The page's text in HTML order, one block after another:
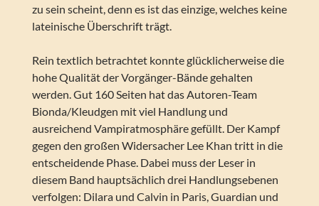
zu sein scheint, denn es ist das einzige, welches keine
lateinische Überschrift trägt.
Rein textlich betrachtet konnte glücklicherweise die
hohe Qualität der Vorgänger-Bände gehalten
werden. Gut 160 Seiten hat das Autoren-Team
Bionda/Kleudgen mit viel Handlung und
ausreichend Vampiratmosphäre gefüllt. Der Kampf
gegen den großen Widersacher Lee Khan tritt in die
entscheidende Phase. Dabei muss der Leser in
diesem Band hauptsächlich drei Handlungsebenen
verfolgen: Dilara und Calvin in Paris, Guardian und